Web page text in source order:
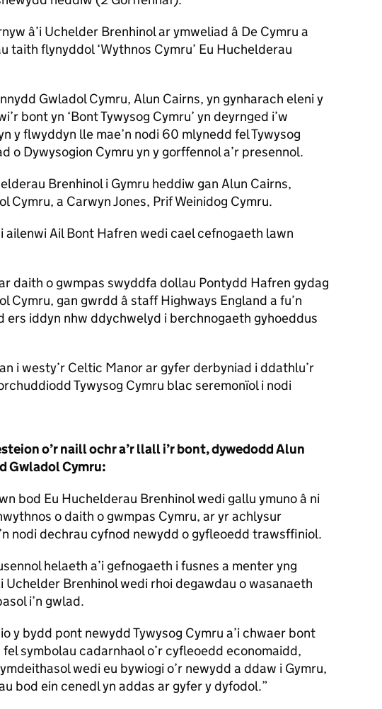
â’i Uchelder Brenhinol ar ymweliad â De Cymru a
taith flynyddol ‘Wythnos Cymru’ Eu Huchelderau
Gwladol Cymru, Alun Cairns, yn gynharach eleni y
bont yn ‘Bont Tywysog Cymru’ yn deyrnged i’w
y flwyddyn lle mae’n nodi 60 mlynedd fel Tywysog
o Dywysogion Cymru yn y gorffennol a’r presennol.
Brenhinol i Gymru heddiw gan Alun Cairns,
Cymru, a Carwyn Jones, Prif Weinidog Cymru.
ailenwi Ail Bont Hafren wedi cael cefnogaeth lawn
daith o gwmpas swyddfa dollau Pontydd Hafren gydag
Cymru, gan gwrdd â staff Highways England a fu’n
ers iddyn nhw ddychwelyd i berchnogaeth gyhoeddus
i westy’r Celtic Manor ar gyfer derbyniad i ddathlu’r
Tywysog Cymru blac seremonïol i nodi
o’r naill ochr a’r llall i’r bont, dywedodd Alun
Gwladol Cymru:
bod Eu Huchelderau Brenhinol wedi gallu ymuno â ni
o daith o gwmpas Cymru, ar yr achlysur
nodi dechrau cyfnod newydd o gyfleoedd trawsffiniol.
helaeth a’i gefnogaeth i fusnes a menter yng
Uchelder Brenhinol wedi rhoi degawdau o wasanaeth
i’n gwlad.
y bydd pont newydd Tywysog Cymru a’i chwaer bont
symbolau cadarnhaol o’r cyfleoedd economaidd,
wedi eu bywiogi o’r newydd a ddaw i Gymru,
bod ein cenedl yn addas ar gyfer y dyfodol.